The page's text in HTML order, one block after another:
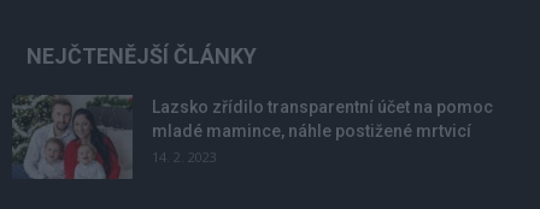
NEJČTENĚJŠÍ ČLÁNKY
Lazsko zřídilo transparentní účet na pomoc
mladé mamince, náhle postižené mrtvicí
14. 2. 2023